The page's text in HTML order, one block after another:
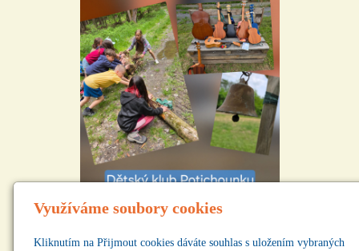
Využíváme soubory cookies
Kliknutím na Přijmout cookies dáváte souhlas s uložením vybraných